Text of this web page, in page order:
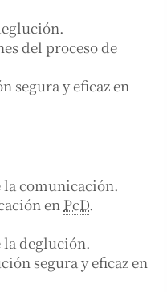
del proceso de
segura y eficaz en
comunicación.
en PcD.
la deglución.
segura y eficaz en